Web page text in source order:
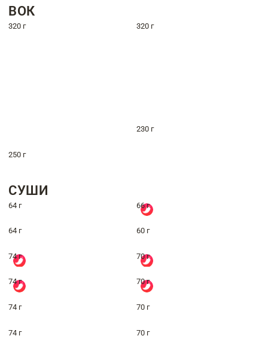
ВОК
320 г 320 г
230 г
250 г
СУШИ
64 г 66 г
64 г 60 г
74 г 70 г
74 г 70 г
74 г 70 г
74 г 70 г